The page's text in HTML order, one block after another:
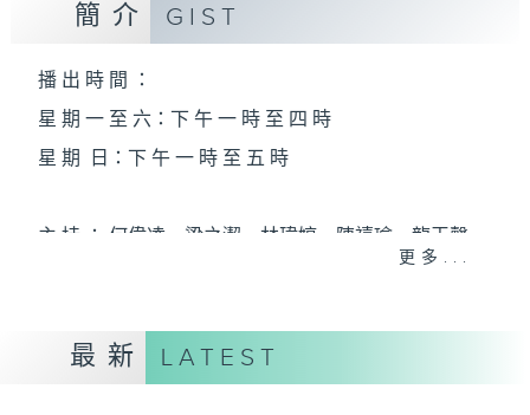
簡介 GIST
播 出 時 間 ：
星 期 一 至 六：下 午 一 時 至 四 時
星 期 日：下 午 一 時 至 五 時
主 持 ： 何偉凌、梁之潔、林瑋婷、陳禧瑜、龍玉聲、
《戲曲天地》以播放粵曲、粵劇為主，逢星期一、
更多...
最新 LATEST